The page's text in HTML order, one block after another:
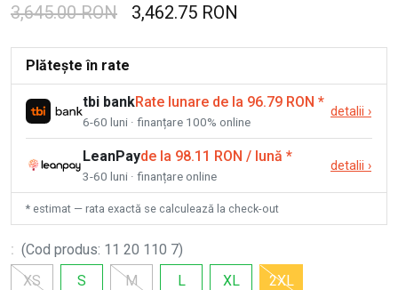
3,645.00 RON 3,462.75 RON
Plătește în rate
tbi bankRate lunare de la 96.79 RON *
6-60 luni · finanțare 100% online
detalii ›
LeanPayde la 98.11 RON / lună *
3-60 luni · finanțare online
detalii ›
* estimat — rata exactă se calculează la check-out
: (Cod produs: 11 20 110 7)
XS
S M L XL 2XL